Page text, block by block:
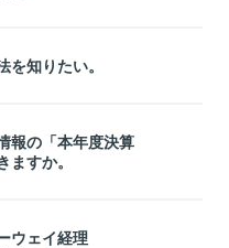
を知りたい。
報の「本年度決算
ますか。
ウェイ経理